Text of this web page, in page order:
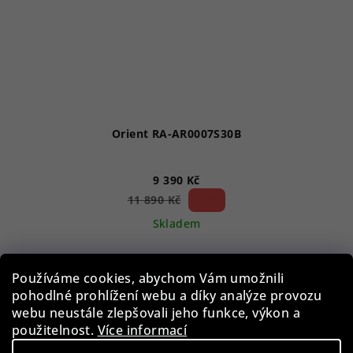
Používáme cookies, abychom Vám umožnili
pohodlné prohlížení webu a díky analýze provozu
webu neustále zlepšovali jeho funkce, výkon a
použitelnost. Více informací
Orient RA-AR0007S30B
9 390 Kč
11 890 Kč
Skladem
Do košíku
Akce